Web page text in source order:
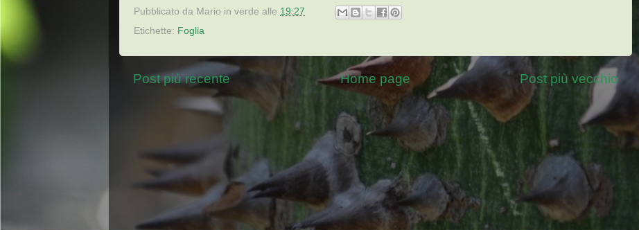
Pubblicato da Mario in verde alle 19:27
Etichette: Foglia
Post più recente Post più vecchio
Home page